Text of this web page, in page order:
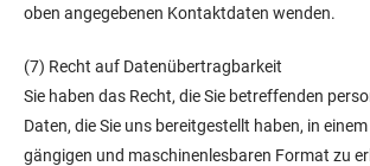
oben angegebenen Kontaktdaten wenden.
(7) Recht auf Datenübertragbarkeit
Sie haben das Recht, die Sie betreffenden
Daten, die Sie uns bereitgestellt haben, in
gängigen und maschinenlesbaren Format zu